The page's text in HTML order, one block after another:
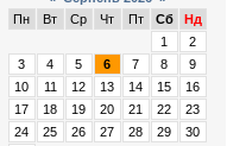
Пн
Вт Ср Чт Пт Сб
Нд
1
2
3
4 5 6 7 8
9
10
11 12 13 14 15
16
17
18 19 20 21 22
23
24
25 26 27 28 29
30